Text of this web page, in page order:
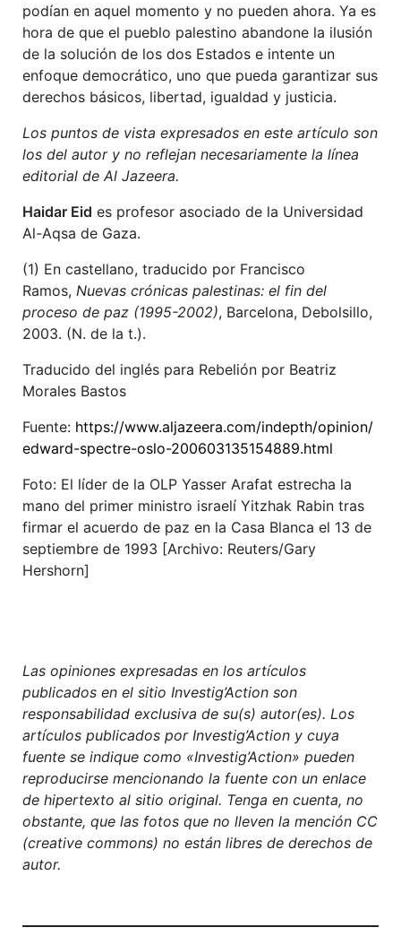
podían en aquel momento y no pueden ahora. Ya es
hora de que el pueblo palestino abandone la ilusión
de la solución de los dos Estados e intente un
enfoque democrático, uno que pueda garantizar sus
derechos básicos, libertad, igualdad y justicia.
Los puntos de vista expresados en este artículo son
los del autor y no reflejan necesariamente la línea
editorial de Al Jazeera.
Haidar Eid es profesor asociado de la Universidad
Al-Aqsa de Gaza.
(1) En castellano, traducido por Francisco
Ramos, Nuevas crónicas palestinas: el fin del
proceso de paz (1995-2002), Barcelona, Debolsillo,
2003. (N. de la t.).
Traducido del inglés para Rebelión por Beatriz
Morales Bastos
Fuente: https://www.aljazeera.com/indepth/opinion/
edward-spectre-oslo-200603135154889.html
Foto: El líder de la OLP Yasser Arafat estrecha la
mano del primer ministro israelí Yitzhak Rabin tras
firmar el acuerdo de paz en la Casa Blanca el 13 de
septiembre de 1993 [Archivo: Reuters/Gary
Hershorn]
Las opiniones expresadas en los artículos
publicados en el sitio Investig’Action son
responsabilidad exclusiva de su(s) autor(es). Los
artículos publicados por Investig’Action y cuya
fuente se indique como «Investig’Action» pueden
reproducirse mencionando la fuente con un enlace
de hipertexto al sitio original. Tenga en cuenta, no
obstante, que las fotos que no lleven la mención CC
(creative commons) no están libres de derechos de
autor.